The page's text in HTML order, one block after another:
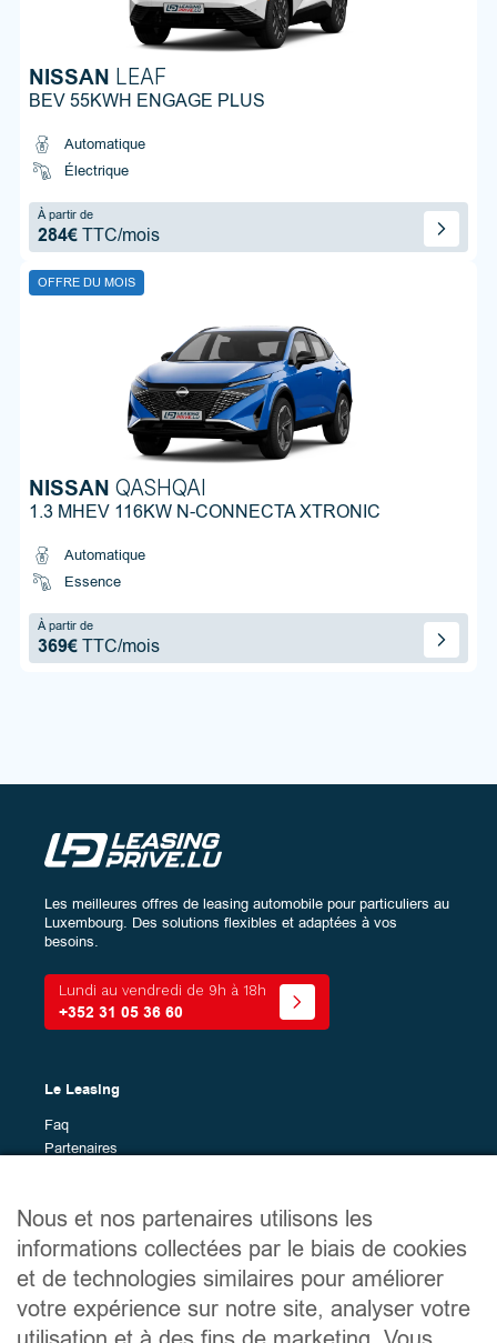
NISSAN LEAF
BEV 55KWH ENGAGE PLUS
Automatique
Électrique
À partir de
284€TTC/mois
OFFRE DU MOIS
NISSAN QASHQAI
1.3 MHEV 116KW N-CONNECTA XTRONIC
Automatique
Essence
À partir de
369€TTC/mois
Les meilleures offres de leasing automobile pour particuliers au
Luxembourg. Des solutions flexibles et adaptées à vos
besoins.
Lundi au vendredi de 9h à 18h
+352 31 05 36 60
Le Leasing
Faq
Partenaires
Plan du site
Véhicules en leasing
Le guide du leasing
Nous et nos partenaires utilisons les
informations collectées par le biais de cookies
et de technologies similaires pour améliorer
votre expérience sur notre site, analyser votre